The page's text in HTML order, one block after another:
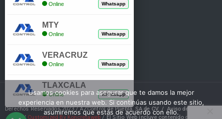
Mi Cuenta
Derechos Reservados 2023 / AZControl de Puebla, SA de CV. /Aviso de Privacidad
/Customized By Koncretaweb / El Sitio Web incluye contenido de IA
Usamos cookies para asegurar que te damos la mejor
experiencia en nuestra web. Si continúas usando este sitio,
asumiremos que estás de acuerdo con ello.
Online Whatsapp
MTY
Online Whatsapp
VERACRUZ
Online Whatsapp
TLAXCALA
Online Whatsapp